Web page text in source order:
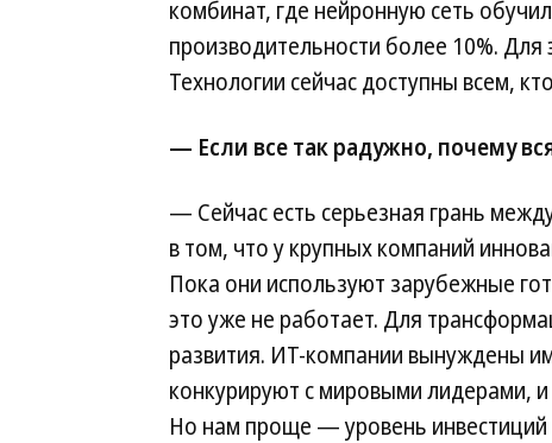
комбинат, где нейронную сеть
производительности более 10%.
Технологии сейчас доступны всем,
— Если все так радужно, почему
— Сейчас есть серьезная грань
в том, что у крупных компаний
Пока они используют зарубежные
это уже не работает. Для
развития. ИТ-компании вынуждены
конкурируют с мировыми лидерами,
Но нам проще — уровень